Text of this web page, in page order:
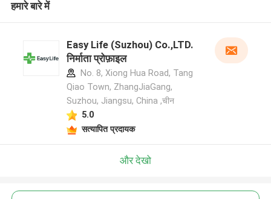
हमारे बारे में
Easy Life (Suzhou) Co.,LTD.
निर्माता प्रोफ़ाइल
No. 8, Xiong Hua Road, Tang
Qiao Town, ZhangJiaGang,
Suzhou, Jiangsu, China ,चीन
5.0
सत्यापित प्रदायक
और देखो